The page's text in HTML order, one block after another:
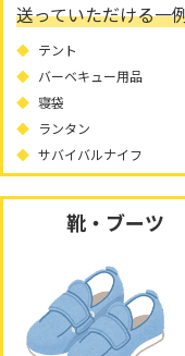
送っていただける一
テント
バーベキュー用品
寝袋
ランタン
サバイバルナイフ
靴・ブーツ